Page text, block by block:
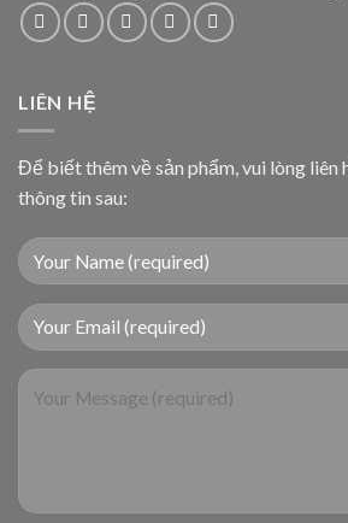
LIÊN HỆ
Để biết thêm về sản phẩm, vui lòng liên
thông tin sau: